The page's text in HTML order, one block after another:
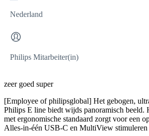
Nederland
Philips Mitarbeiter(in)
zeer goed super
[Employee of philipsglobal] Het gebogen,
Philips E line biedt wijds panoramisch
met ergonomische standaard zorgt voor een
Alles-in-één USB-C en MultiView